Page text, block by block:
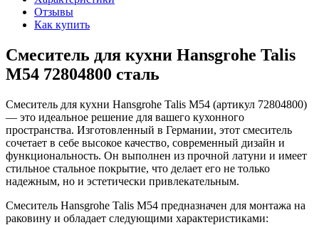
Отзывы
Как купить
Смеситель для кухни Hansgrohe Talis
M54 72804800 сталь
Смеситель для кухни Hansgrohe Talis M54 (артикул 72804800)
— это идеальное решение для вашего кухонного
пространства. Изготовленный в Германии, этот смеситель
сочетает в себе высокое качество, современный дизайн и
функциональность. Он выполнен из прочной латуни и имеет
стильное стальное покрытие, что делает его не только
надежным, но и эстетически привлекательным.
Смеситель Hansgrohe Talis M54 предназначен для монтажа на
раковину и обладает следующими характеристиками: